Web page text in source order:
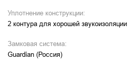
Уплотнение конструкции:
2 контура для хорошей
Замковая система:
Guardian (Россия)